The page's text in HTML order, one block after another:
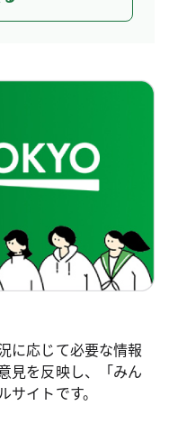
に応じて必要な情報
見を反映し、「みん
イトです。